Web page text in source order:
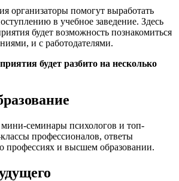
организаторы помогут выработать
в учебное заведение. Здесь
будет возможность познакомиться
и с работодателями.
будет разбито на несколько
семинары психологов и топ-
профессионалов, ответы
профессиях и высшем образовании.